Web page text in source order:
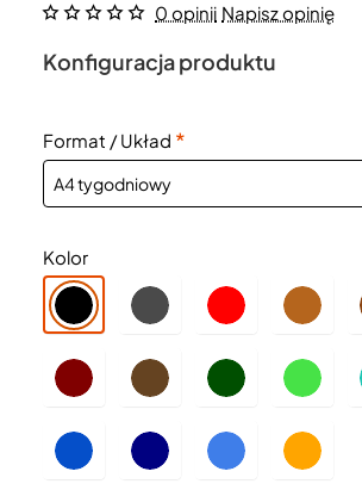
0 opinii Napisz opinię
Konfiguracja produktu
Format / Układ
Kolor